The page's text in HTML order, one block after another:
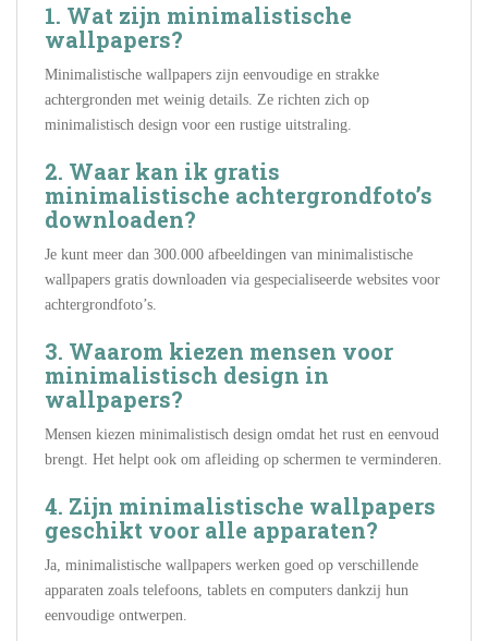
1. Wat zijn minimalistische
wallpapers?
Minimalistische wallpapers zijn eenvoudige en strakke
achtergronden met weinig details. Ze richten zich op
minimalistisch design voor een rustige uitstraling.
2. Waar kan ik gratis
minimalistische achtergrondfoto’s
downloaden?
Je kunt meer dan 300.000 afbeeldingen van minimalistische
wallpapers gratis downloaden via gespecialiseerde websites voor
achtergrondfoto’s.
3. Waarom kiezen mensen voor
minimalistisch design in
wallpapers?
Mensen kiezen minimalistisch design omdat het rust en eenvoud
brengt. Het helpt ook om afleiding op schermen te verminderen.
4. Zijn minimalistische wallpapers
geschikt voor alle apparaten?
Ja, minimalistische wallpapers werken goed op verschillende
apparaten zoals telefoons, tablets en computers dankzij hun
eenvoudige ontwerpen.